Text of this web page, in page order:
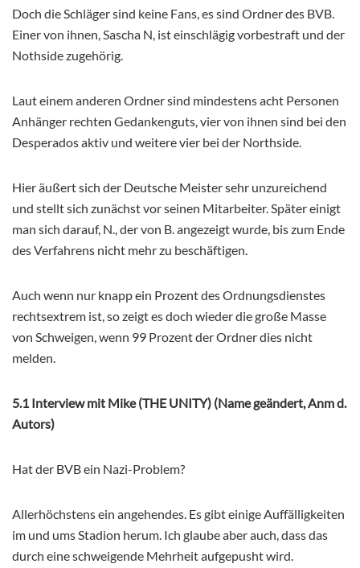
Doch die Schläger sind keine Fans, es sind Ordner des BVB.
Einer von ihnen, Sascha N, ist einschlägig vorbestraft und der
Nothside zugehörig.
Laut einem anderen Ordner sind mindestens acht Personen
Anhänger rechten Gedankenguts, vier von ihnen sind bei den
Desperados aktiv und weitere vier bei der Northside.
Hier äußert sich der Deutsche Meister sehr unzureichend
und stellt sich zunächst vor seinen Mitarbeiter. Später einigt
man sich darauf, N., der von B. angezeigt wurde, bis zum Ende
des Verfahrens nicht mehr zu beschäftigen.
Auch wenn nur knapp ein Prozent des Ordnungsdienstes
rechtsextrem ist, so zeigt es doch wieder die große Masse
von Schweigen, wenn 99 Prozent der Ordner dies nicht
melden.
5.1 Interview mit Mike (THE UNITY) (Name geändert, Anm d.
Autors)
Hat der BVB ein Nazi-Problem?
Allerhöchstens ein angehendes. Es gibt einige Auffälligkeiten
im und ums Stadion herum. Ich glaube aber auch, dass das
durch eine schweigende Mehrheit aufgepusht wird.